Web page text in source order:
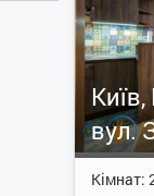
вул.
Кімнат: